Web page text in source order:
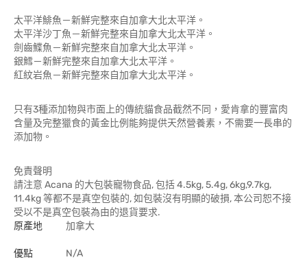
太平洋鯡魚－新鮮完整來自加拿大北太平洋。
太平洋沙丁魚－新鮮完整來自加拿大北太平洋。
劍齒鰈魚－新鮮完整來自加拿大北太平洋。
銀鱈－新鮮完整來自加拿大北太平洋。
紅紋岩魚－新鮮完整來自加拿大北太平洋。
只有3種添加物與市面上的傳統貓食品截然不同，愛肯拿的豐富肉
含量及完整獵食的黃金比例能夠提供天然營養素，不需要一長串的
添加物。
免責聲明
請注意 Acana 的大包裝寵物食品, 包括 4.5kg, 5.4g, 6kg,9.7kg,
11.4kg 等都不是真空包裝的, 如包裝沒有明顯的破損, 本公司恕不接
受以不是真空包裝為由的退貨要求.
原產地
加拿大
優點 N/A